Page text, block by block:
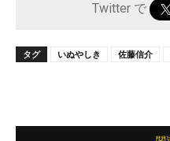
Twitter で
タグ いぬやしき 佐藤信介